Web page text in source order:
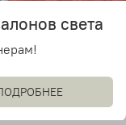
света